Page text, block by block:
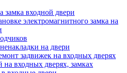
замка входной двери
электромагнитного замка на
на двери
задвижек на входных дверях
на входных дверях, замках